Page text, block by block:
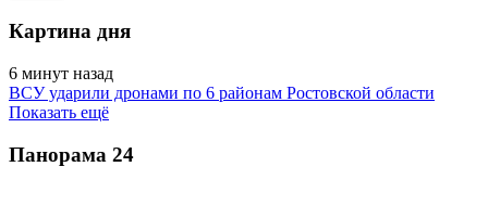
Картина дня
6 минут назад
ВСУ ударили дронами по 6 районам Ростовской области
Показать ещё
Панорама 24